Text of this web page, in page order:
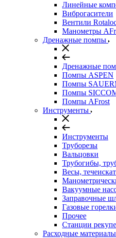
Линейные
Виброгасители
Вентили
Манометры
Дренажные помпы
Дренажные
Помпы ASPEN
Помпы
Помпы
Помпы AFrost
Инструменты
Инструменты
Труборезы
Вальцовки
Трубогибы,
Весы,
Вакуумные
Заправочные
Газовые
Прочее
Станции
Расходные материалы